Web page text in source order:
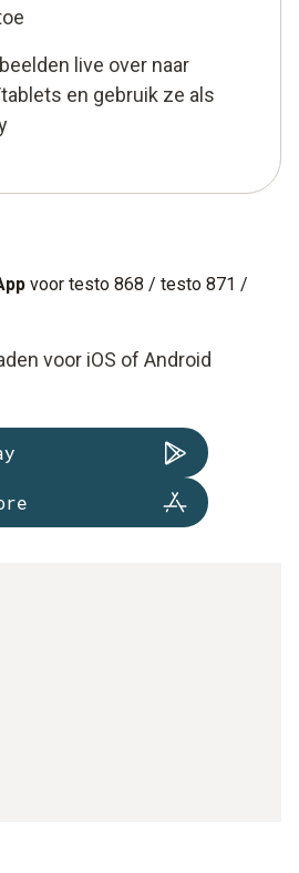
live over naar
en gebruik ze als
voor testo 868 / testo 871 /
voor iOS of Android